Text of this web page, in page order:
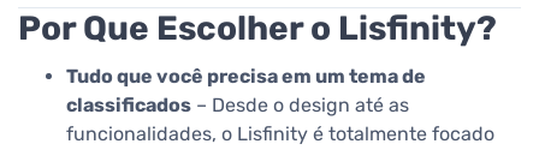
Por Que Escolher o Lisfinity?
Tudo que você precisa em um tema de
classificados – Desde o design até as
funcionalidades, o Lisfinity é totalmente focado